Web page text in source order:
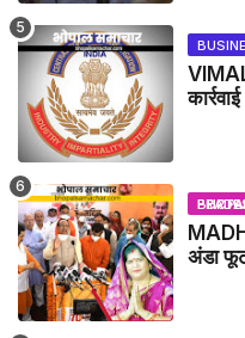
कार्रवाई
BHOPAL SAMACHAR | NO 1 HINDI NEWS PORTAL OF
अंडा